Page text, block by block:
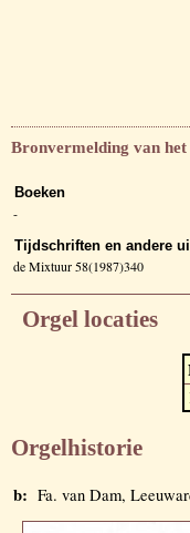
Bronvermelding van
Boeken
-
Tijdschriften en andere
de Mixtuur 58(1987)340
Orgel locaties
Orgelhistorie
b: Fa. van Dam,